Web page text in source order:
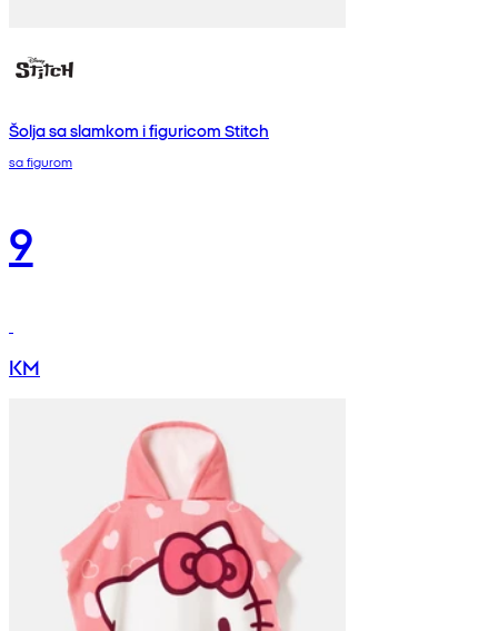
Šolja sa slamkom i figuricom Stitch
sa figurom
9
KM